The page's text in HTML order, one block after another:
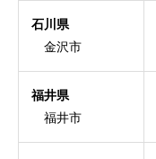
石川県
金沢市
福井県
福井市